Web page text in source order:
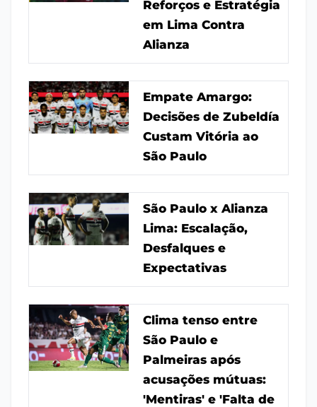
Reforços e Estratégia
em Lima Contra
Alianza
Empate Amargo:
Decisões de Zubeldía
Custam Vitória ao
São Paulo
São Paulo x Alianza
Lima: Escalação,
Desfalques e
Expectativas
Clima tenso entre
São Paulo e
Palmeiras após
acusações mútuas:
'Mentiras' e 'Falta de